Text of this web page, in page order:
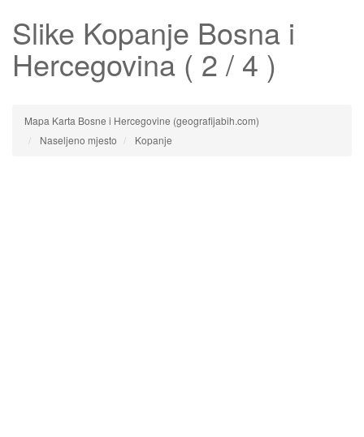
Slike Kopanje Bosna i
Hercegovina ( 2 / 4 )
Mapa Karta Bosne i Hercegovine (geografijabih.com)
Naseljeno mjesto
Kopanje